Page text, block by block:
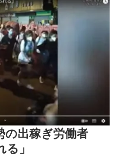
の出稼ぎ労働者
」